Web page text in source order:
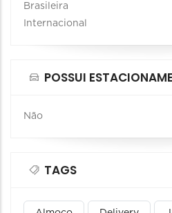
Brasileira
Internacional
POSSUI
Não
TAGS